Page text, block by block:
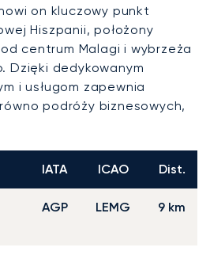
on kluczowy punkt
Hiszpanii, położony
centrum Malagi i wybrzeża
Dzięki dedykowanym
i usługom zapewnia
podróży biznesowych,
IATA ICAO Dist.
AGP LEMG 9 km